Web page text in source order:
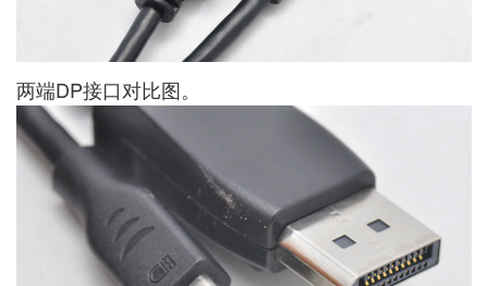
两端DP接口对比图。